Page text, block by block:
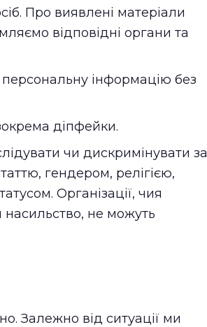
Про виявлені матеріали
відповідні органи та
інформацію без
діпфейки.
чи дискримінувати за
гендером, релігією,
Організації, чия
не можуть
Залежно від ситуації ми